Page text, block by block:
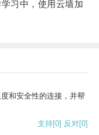
习中，使用云墙加
和安全性的连接，并帮
支持[0] 反对[0]